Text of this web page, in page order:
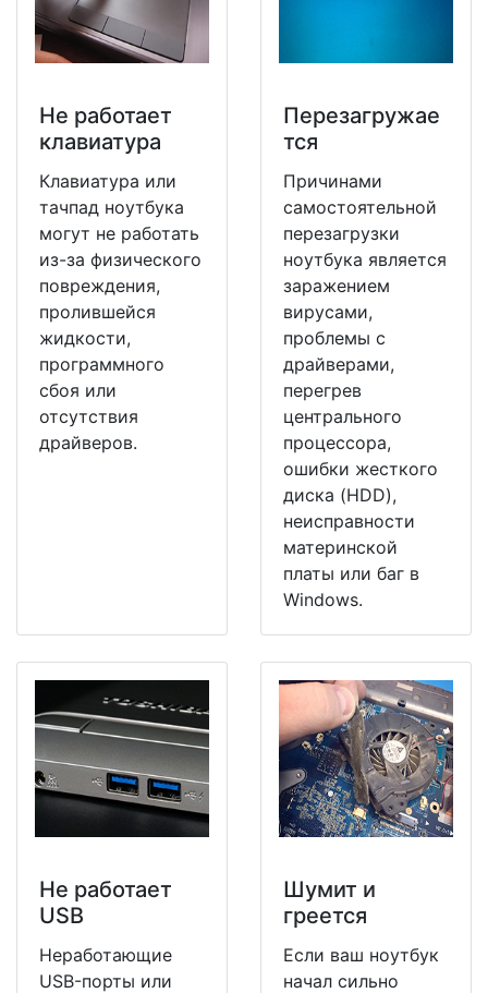
Не работает
клавиатура
Клавиатура или
тачпад ноутбука
могут не работать
из-за физического
повреждения,
пролившейся
жидкости,
программного
сбоя или
отсутствия
драйверов.
Перезагружае
тся
Причинами
самостоятельной
перезагрузки
ноутбука является
заражением
вирусами,
проблемы с
драйверами,
перегрев
центрального
процессора,
ошибки жесткого
диска (HDD),
неисправности
материнской
платы или баг в
Windows.
Не работает
USB
Неработающие
USB-порты или
Шумит и
греется
Если ваш ноутбук
начал сильно